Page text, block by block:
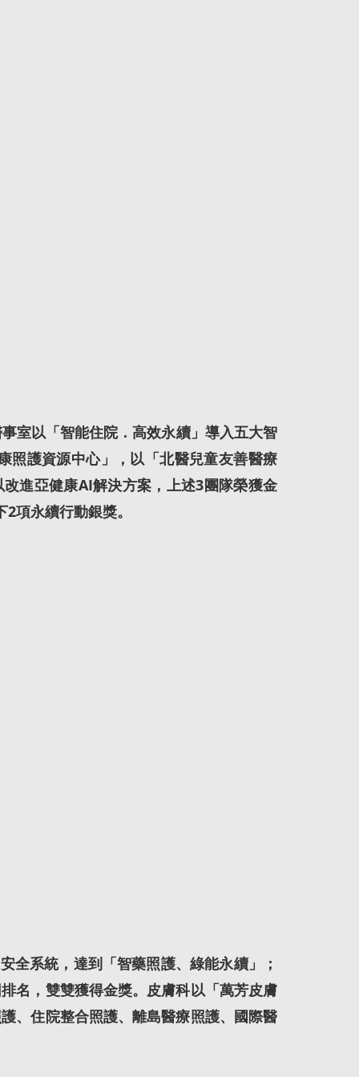
室以「智能住院．高效永續」導入五大智
照護資源中心」，以「北醫兒童友善醫療
進亞健康AI解決方案，上述3團隊榮獲金
項永續行動銀獎。
系統，達到「智藥照護、綠能永續」；
名，雙雙獲得金獎。皮膚科以「萬芳皮膚
、住院整合照護、離島醫療照護、國際醫